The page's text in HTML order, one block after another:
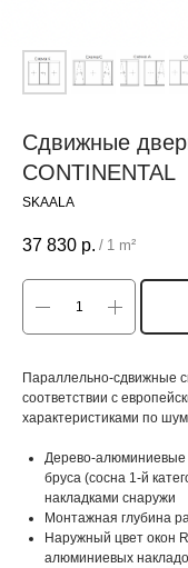
Сдвижные
CONTINENTAL
SKAALA
37 830 р. / 1 m²
Параллельно-сдвижные
соответствии с
характеристиками по
Дерево-алюминиевые
бруса (сосна 1-й
накладками снаружи
Монтажная глубина
Наружный цвет окон
алюминиевых